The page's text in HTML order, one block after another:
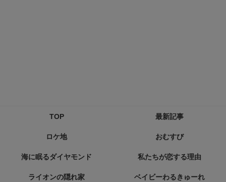
TOP 最新記事
ロケ地 おむすび
海に眠るダイヤモンド 私たちが恋する理由
ライオンの隠れ家 ベイビーわるきゅーれ